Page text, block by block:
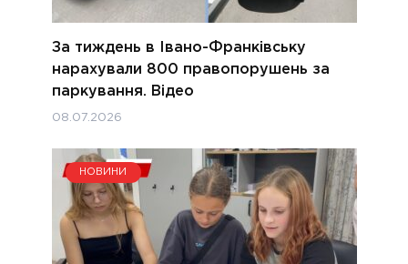
За тиждень в Івано-Франківську
нарахували 800 правопорушень за
паркування. Відео
08.07.2026
НОВИНИ